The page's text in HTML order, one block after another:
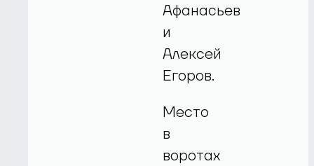
Афанасьев
и
Алексей
Егоров.
Место
в
воротах